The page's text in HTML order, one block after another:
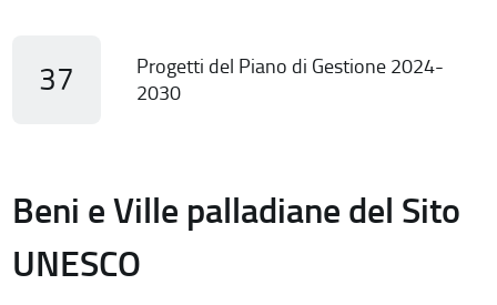
37
Progetti del Piano di Gestione 2024-
2030
Beni e Ville palladiane del Sito
UNESCO